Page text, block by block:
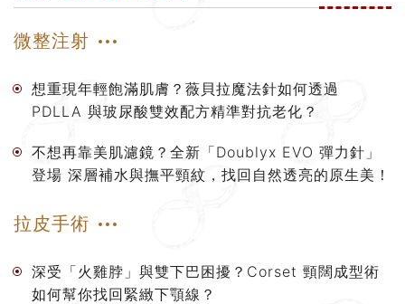
微整注射
想重現年輕飽滿肌膚？薇貝拉魔法針如何透過
PDLLA 與玻尿酸雙效配方精準對抗老化？
不想再靠美肌濾鏡？全新「Doublyx EVO 彈力針」
登場 深層補水與撫平頸紋，找回自然透亮的原生美！
拉皮手術
深受「火雞脖」與雙下巴困擾？Corset 頸闊成型術
如何幫你找回緊緻下顎線？